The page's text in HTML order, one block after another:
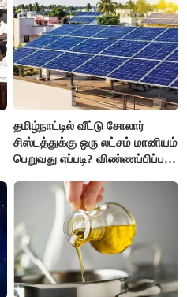
தமிழ்நாட்டில் வீட்டு சோலார்
சிஸ்டத்துக்கு ஒரு லட்சம் மானியம்
பெறுவது எப்படி? விண்ணப்பிப்பது